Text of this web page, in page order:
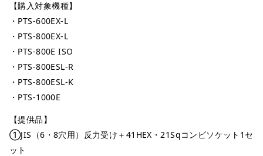
【購入対象機種】
・PTS-600EX-L
・PTS-800EX-L
・PTS-800E ISO
・PTS-800ESL-R
・PTS-800ESL-K
・PTS-1000E
【提供品】
①JIS（6・8穴用）反力受け＋41HEX・21Sqコンビソケット1セ
ット